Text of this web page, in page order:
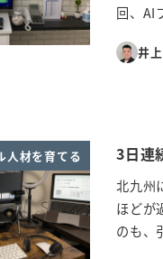
回、AI
井
人材を育てる 3日連
北九州
ほどが
のも、